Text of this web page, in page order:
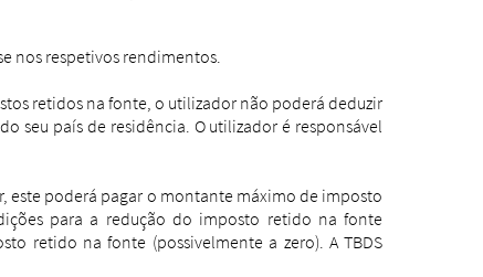
nos respetivos rendimentos.
retidos na fonte, o utilizador não poderá deduzir
seu país de residência. O utilizador é responsável
este poderá pagar o montante máximo de imposto
para a redução do imposto retido na fonte
retido na fonte (possivelmente a zero). A TBDS